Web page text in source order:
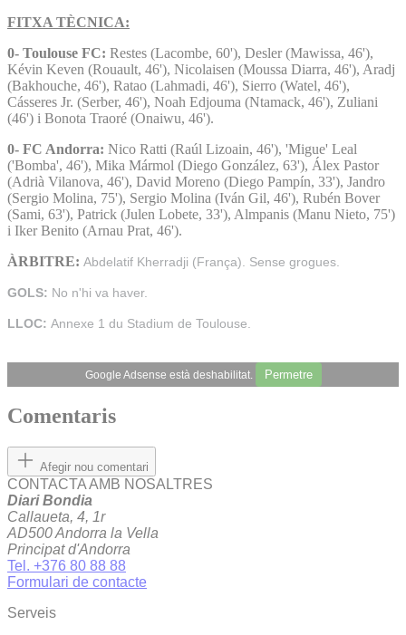
FITXA TÈCNICA:
0- Toulouse FC: Restes (Lacombe, 60'), Desler (Mawissa, 46'),
Kévin Keven (Rouault, 46'), Nicolaisen (Moussa Diarra, 46'), Aradj
(Bakhouche, 46'), Ratao (Lahmadi, 46'), Sierro (Watel, 46'),
Cásseres Jr. (Serber, 46'), Noah Edjouma (Ntamack, 46'), Zuliani
(46') i Bonota Traoré (Onaiwu, 46').
0- FC Andorra: Nico Ratti (Raúl Lizoain, 46'), 'Migue' Leal
('Bomba', 46'), Mika Mármol (Diego González, 63'), Álex Pastor
(Adrià Vilanova, 46'), David Moreno (Diego Pampín, 33'), Jandro
(Sergio Molina, 75'), Sergio Molina (Iván Gil, 46'), Rubén Bover
(Sami, 63'), Patrick (Julen Lobete, 33'), Almpanis (Manu Nieto, 75')
i Iker Benito (Arnau Prat, 46').
ÀRBITRE: Abdelatif Kherradji (França). Sense grogues.
GOLS: No n'hi va haver.
LLOC: Annexe 1 du Stadium de Toulouse.
Google Adsense està deshabilitat. Permetre
Comentaris
Afegir nou comentari
CONTACTA AMB NOSALTRES
Diari Bondia
Callaueta, 4, 1r
AD500 Andorra la Vella
Principat d'Andorra
Tel. +376 80 88 88
Formulari de contacte
Serveis